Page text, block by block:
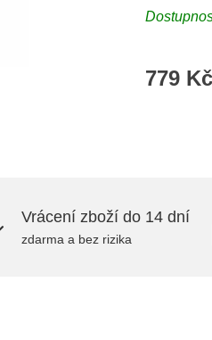
779 Kč
Vrácení zboží do 14 dní
zdarma a bez rizika